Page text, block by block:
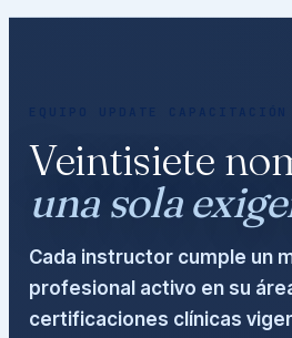
Veintisiete
una sola
Cada instructor cumple un
profesional activo en su
certificaciones clínicas